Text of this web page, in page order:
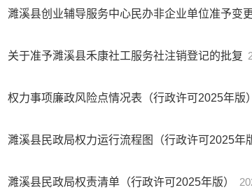
濉溪县创业辅导服务中心民办非企业单位准予变
关于准予濉溪县禾康社工服务社注销登记的批复
权力事项廉政风险点情况表（行政许可2025年版
濉溪县民政局权力运行流程图（行政许可2025年
濉溪县民政局权责清单（行政许可2025年版）